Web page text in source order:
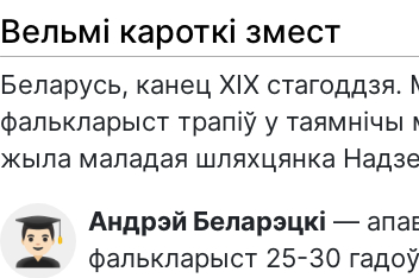
Вельмі кароткі змест
Беларусь, канец XIX
фалькларыст трапіў у
жыла маладая шляхцянка
👨🏻‍🎓 Андрэй Беларэцкі —
фалькларыст 25-30